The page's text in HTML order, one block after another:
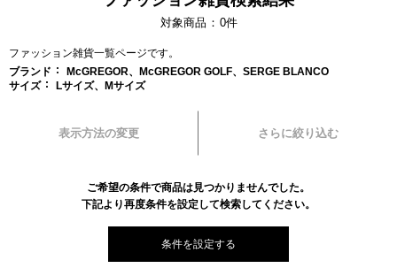
対象商品 0件
ファッション雑貨一覧ページです。
ブランド
McGREGOR、McGREGOR GOLF、SERGE BLANCO
サイズ
Lサイズ、Mサイズ
表示方法の変更 さらに絞り込む
ご希望の条件で商品は見つかりませんでした。
下記より再度条件を設定して検索してください。
条件を設定する